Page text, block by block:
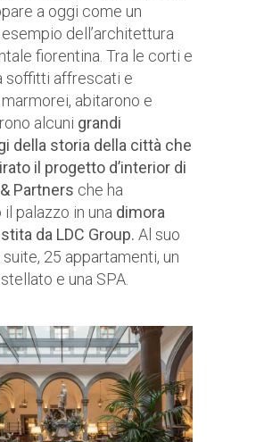
a oggi come un
dell’architettura
fiorentina. Tra le corti e
soffitti affrescati e
abitarono e
alcuni grandi
della storia della città che
il progetto d’interior di
Partners che ha
palazzo in una dimora
da LDC Group. Al suo
25 appartamenti, un
e una SPA.